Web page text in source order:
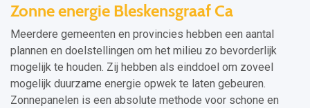
Zonne energie Bleskensgraaf Ca
Meerdere gemeenten en provincies hebben een aantal
plannen en doelstellingen om het milieu zo bevorderlijk
mogelijk te houden. Zij hebben als einddoel om zoveel
mogelijk duurzame energie opwek te laten gebeuren.
Zonnepanelen is een absolute methode voor schone en